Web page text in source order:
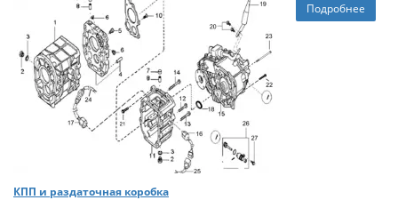
Подробнее
КПП и раздаточная коробка